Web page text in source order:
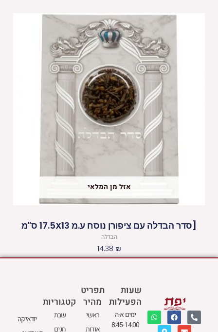
אזל מן המלאי
[סדר הבדלה עם ציפורן נוסח ע.מ 17.5X13 ס"מ
הבדלה
14.38 ₪
שעות
הפעילות
ימים א-ה
8:45-14:00
תפריט
מהיר
ראשי
אודות
P
h
o
F
a
c
W
h
a
E
v
M
p
קטגוריות
שבת
חגים
יודאיקה